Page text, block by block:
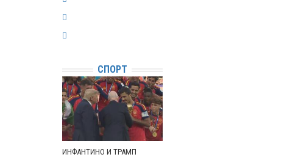
СПОРТ
ИНФАНТИНО И ТРАМП